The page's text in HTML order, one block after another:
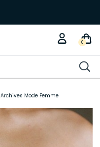
0
Archives Mode Femme